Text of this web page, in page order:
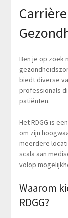
Ben je op zoek
biedt diverse
professionals
patiënten.
Het RDGG is
om zijn
meerdere
scala aan
volop
Waarom
RDGG?